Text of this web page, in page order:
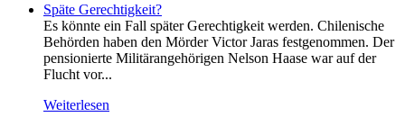
Späte Gerechtigkeit?
Es könnte ein Fall später Gerechtigkeit werden. Chilenische
Behörden haben den Mörder Victor Jaras festgenommen. Der
pensionierte Militärangehörigen Nelson Haase war auf der
Flucht vor...
Weiterlesen